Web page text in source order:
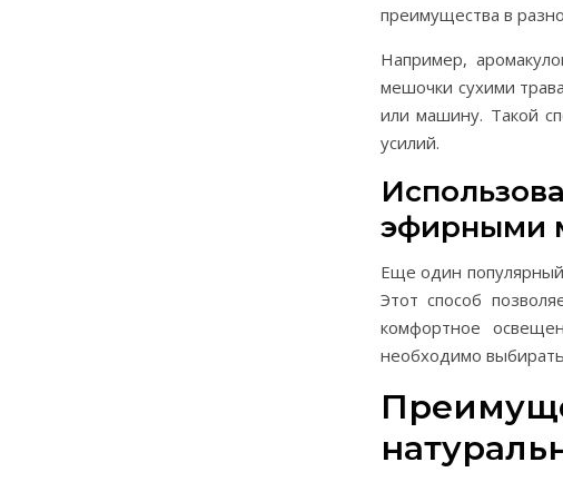
преимущества в
Например,
мешочки сухими
или машину. Такой
усилий.
эфирными
Еще один
Этот способ
комфортное
необходимо